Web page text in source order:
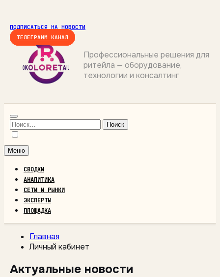
содержимому
ПОДПИСАТЬСЯ НА НОВОСТИ
ТЕЛЕГРАММ КАНАЛ
ОКОЛОРИТЕЙЛ
Профессиональные решения для
ритейла — оборудование,
технологии и консалтинг
Найти:
Меню
СВОДКИ
АНАЛИТИКА
СЕТИ И РЫНКИ
ЭКСПЕРТЫ
ПЛОЩАДКА
Главная
Личный кабинет
Актуальные новости